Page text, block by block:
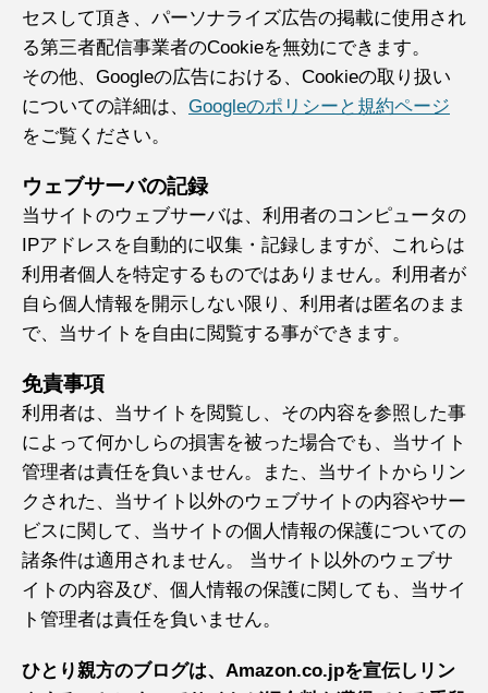
セスして頂き、パーソナライズ広告の掲載に使用され
る第三者配信事業者のCookieを無効にできます。
その他、Googleの広告における、Cookieの取り扱い
についての詳細は、 Googleのポリシーと規約ページ
をご覧ください。
ウェブサーバの記録
当サイトのウェブサーバは、利用者のコンピュータの
IPアドレスを自動的に収集・記録しますが、これらは
利用者個人を特定するものではありません。利用者が
自ら個人情報を開示しない限り、利用者は匿名のまま
で、当サイトを自由に閲覧する事ができます。
免責事項
利用者は、当サイトを閲覧し、その内容を参照した事
によって何かしらの損害を被った場合でも、当サイト
管理者は責任を負いません。また、当サイトからリン
クされた、当サイト以外のウェブサイトの内容やサー
ビスに関して、当サイトの個人情報の保護についての
諸条件は適用されません。 当サイト以外のウェブサ
イトの内容及び、個人情報の保護に関しても、当サイ
ト管理者は責任を負いません。
ひとり親方のブログは、Amazon.co.jpを宣伝しリン